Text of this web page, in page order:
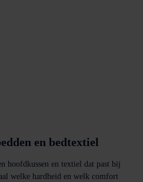
en bedtextiel
hoofdkussen en textiel dat past bij
welke hardheid en welk comfort